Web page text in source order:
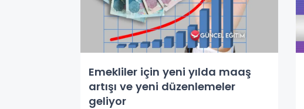
Emekliler için yeni yılda maaş
artışı ve yeni düzenlemeler
geliyor